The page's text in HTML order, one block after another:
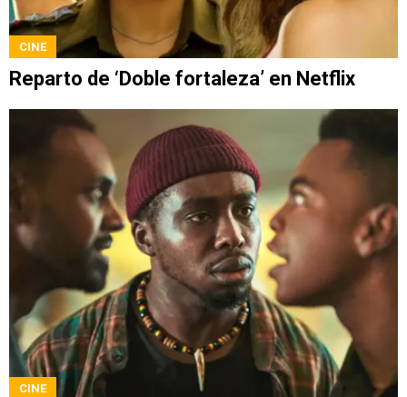
CINE
Reparto de ‘Doble fortaleza’ en Netflix
CINE